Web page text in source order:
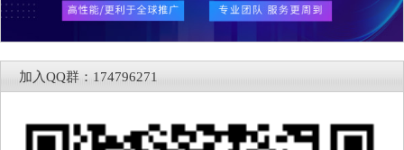
加入QQ群：174796271